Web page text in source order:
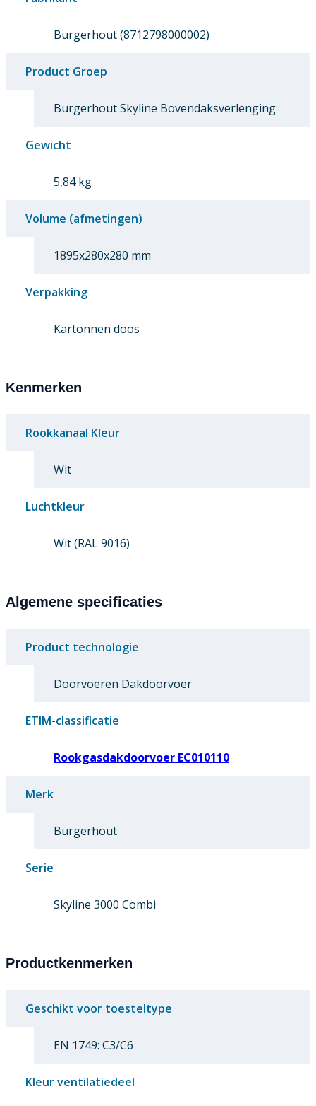
Burgerhout (8712798000002)
Product Groep
Burgerhout Skyline Bovendaksverlenging
Gewicht
5,84 kg
Volume (afmetingen)
1895x280x280 mm
Verpakking
Kartonnen doos
Kenmerken
Rookkanaal Kleur
Wit
Luchtkleur
Wit (RAL 9016)
Algemene specificaties
Product technologie
Doorvoeren Dakdoorvoer
ETIM-classificatie
Rookgasdakdoorvoer EC010110
Merk
Burgerhout
Serie
Skyline 3000 Combi
Productkenmerken
Geschikt voor toesteltype
EN 1749: C3/C6
Kleur ventilatiedeel